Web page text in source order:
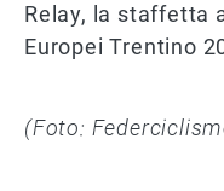
Relay, la staffetta
Europei Trentino
(Foto: